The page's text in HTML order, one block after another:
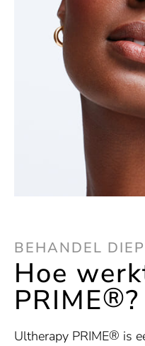
BEHANDEL
Hoe
PRIME®?
Ultherapy PRIME® is